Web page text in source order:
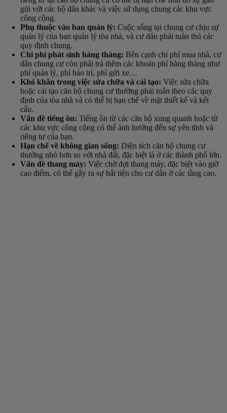
gũi với các hộ dân khác và việc sử dụng chung các khu vực
công cộng.
Phụ thuộc vào ban quản lý: Cuộc sống tại chung cư chịu sự
quản lý của ban quản lý tòa nhà, và cư dân phải tuân thủ các
quy định chung.
Chi phí phát sinh hàng tháng: Bên cạnh chi phí mua nhà, cư
dân chung cư còn phải trả thêm các khoản phí hàng tháng như
phí quản lý, phí bảo trì, phí gửi xe…
Khó khăn trong việc sửa chữa và cải tạo: Việc sửa chữa
hoặc cải tạo căn hộ chung cư thường phải tuân theo các quy
định của tòa nhà và có thể bị hạn chế về mặt thiết kế và kết
cấu.
Vấn đề tiếng ồn: Tiếng ồn từ các căn hộ xung quanh hoặc từ
các khu vực công cộng có thể ảnh hưởng đến sự yên tĩnh và
riêng tư của bạn.
Hạn chế về không gian sống: Diện tích căn hộ chung cư
thường nhỏ hơn so với nhà đất, đặc biệt là ở các thành phố lớn.
Vấn đề thang máy: Việc chờ đợi thang máy, đặc biệt vào giờ
cao điểm, có thể gây ra sự bất tiện cho cư dân ở các tầng cao.